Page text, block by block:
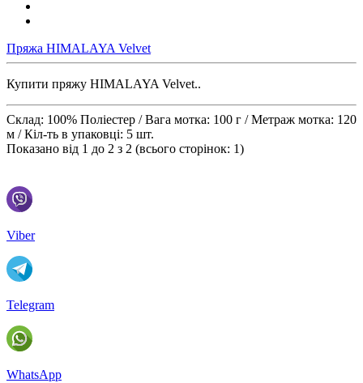
Пряжа HIMALAYA Velvet
Купити пряжу HIMALAYA Velvet..
Склад: 100% Поліестер /Вага мотка: 100 г /Метраж мотка: 120
м /Кіл-ть в упаковці: 5 шт.
Показано від 1 до 2 з 2 (всього сторінок: 1)
Viber
Telegram
WhatsApp